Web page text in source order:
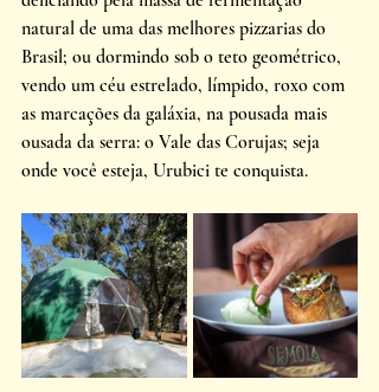
natural de uma das melhores pizzarias do
Brasil; ou dormindo sob o teto geométrico,
vendo um céu estrelado, límpido, roxo com
as marcações da galáxia, na pousada mais
ousada da serra: o Vale das Corujas; seja
onde você esteja, Urubici te conquista.